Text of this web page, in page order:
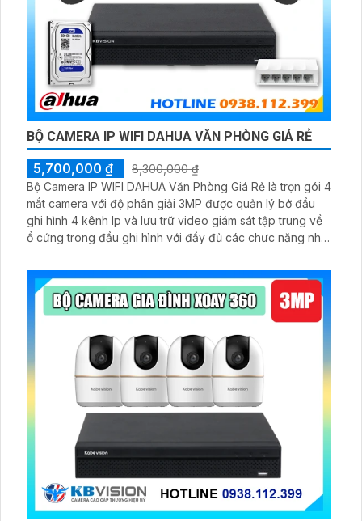
BỘ CAMERA IP WIFI DAHUA VĂN PHÒNG GIÁ RẺ
5,700,000 ₫
8,300,000 ₫
Bộ Camera IP WIFI DAHUA Văn Phòng Giá Rẻ là trọn gói 4
mắt camera với độ phân giải 3MP được quản lý bở đầu
ghi hình 4 kênh Ip và lưu trữ video giám sát tập trung về
ổ cứng trong đầu ghi hình với đầy đủ các chưc năng như
giám sát có màu vào ban đêm